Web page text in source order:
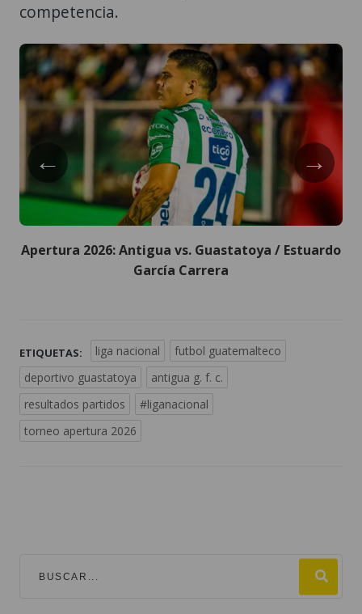
competencia.
←
Apertura 2026: Antigua vs. Guastatoya / Estuardo
García Carrera
→
ETIQUETAS: liga nacional
futbol guatemalteco
deportivo guastatoya
antigua g. f. c.
resultados partidos
#liganacional
torneo apertura 2026